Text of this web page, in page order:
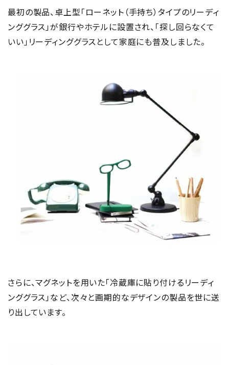
最初の製品、卓上型「ローネット（手持ち）タイプのリーディ
ンググラス」が銀行やホテルに設置され、「探し回らなくて
いい」リーディンググラスとして家庭にも普及しました。
さらに、マグネットを用いた「冷蔵庫に貼り付けるリーディ
ンググラス」など、次々と画期的なデザインの製品を世に送
り出しています。